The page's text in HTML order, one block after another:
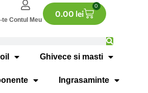
te Contul Meu
0.00 lei
0
Ghivece si masti
Ingrasaminte